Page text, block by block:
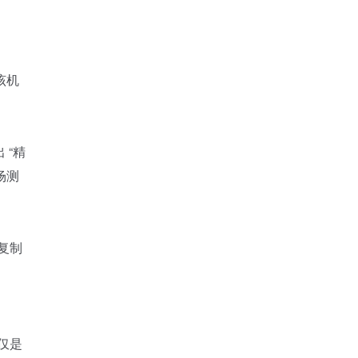
机
“精
测
制
是